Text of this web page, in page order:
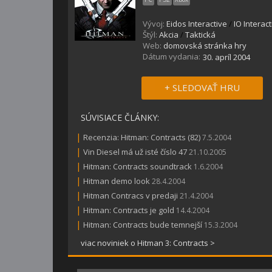
Vývoj: Eidos Interactive / IO
Štýl: Akcia / Taktická
Web: domovská stránka hry
Dátum vydania: 30. apríl 2004
+ SLEDOVAŤ HRU
SÚVISIACE ČLÁNKY:
| Recenzia: Hitman: Contracts (82)7.5.2004
| Vin Diesel má už isté číslo 4721.10.2005
| Hitman: Contracts soundtrack 1.6.2004
| Hitman demo look28.4.2004
| Hitman Contracs v predaji 21.4.2004
| Hitman: Contracts je gold 14.4.2004
| Hitman: Contracts bude temnejší 15.3.2004
viac noviniek o Hitman 3: Contracts >